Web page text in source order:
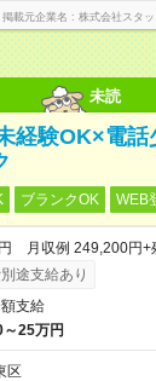
掲載元企業名 株式会社スタ
未読
経験OK×電話
ブランクOK WEB
月収例 249,200円+
途支給あり
支給
～25万円
区